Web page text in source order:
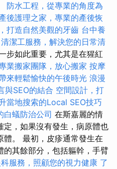
防水工程，從專業的角度為
後護理之家，專業的產後恢
打造自然美觀的牙齒 台中養
清潔工服務，解決您的日常清
步如此重要，尤其是在猩紅
業搬家團隊，放心搬家 按摩
來輕鬆愉快的午後時光 浪漫
與SEO的結合 空間設計，打
當地搜索的Local SEO技巧
白蟻防治公司 在斯嘉麗的情
，如果沒有發生，病原體也
。 最初，皮疹通常發生在
的其餘部分，包括軀幹，手臂
服務，照顧您的視力健康 了